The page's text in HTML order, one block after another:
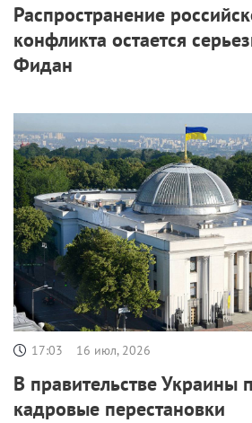
Распространение
конфликта остается
Фидан
17:03 16 июл, 2026
В правительстве Украины
кадровые перестановки